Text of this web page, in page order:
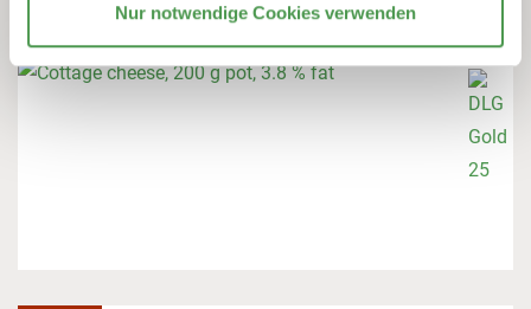
Nur notwendige Cookies verwenden